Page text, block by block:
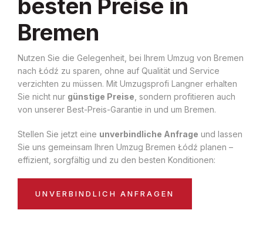
besten Preise in
Bremen
Nutzen Sie die Gelegenheit, bei Ihrem Umzug von Bremen
nach Łódź zu sparen, ohne auf Qualität und Service
verzichten zu müssen. Mit Umzugsprofi Langner erhalten
Sie nicht nur günstige Preise , sondern profitieren auch
von unserer Best-Preis-Garantie in und um Bremen.
Stellen Sie jetzt eine unverbindliche Anfrage und lassen
Sie uns gemeinsam Ihren Umzug Bremen Łódź planen –
effizient, sorgfältig und zu den besten Konditionen:
UNVERBINDLICH ANFRAGEN